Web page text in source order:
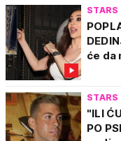
STARS
će da
STARS
"ILI
PO